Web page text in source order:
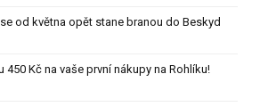
od května opět stane branou do Beskyd
450 Kč na vaše první nákupy na Rohlíku!